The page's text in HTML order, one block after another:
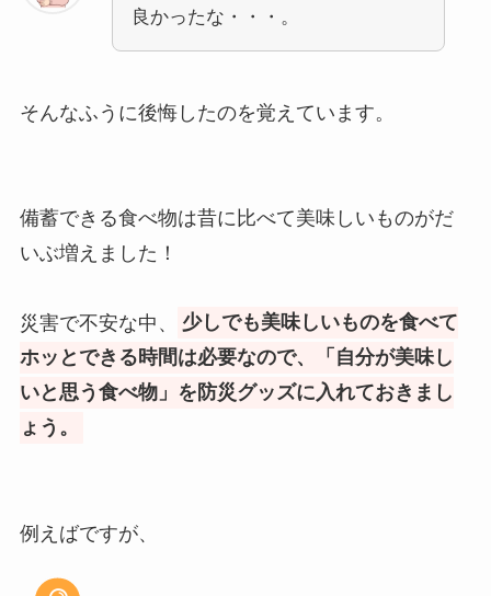
良かったな・・・。
そんなふうに後悔したのを覚えています。
備蓄できる食べ物は昔に比べて美味しいものがだ
いぶ増えました！
災害で不安な中、
少しでも美味しいものを食べて
ホッとできる時間は必要なので、「自分が美味し
いと思う食べ物」を防災グッズに入れておきまし
ょう。
例えばですが、